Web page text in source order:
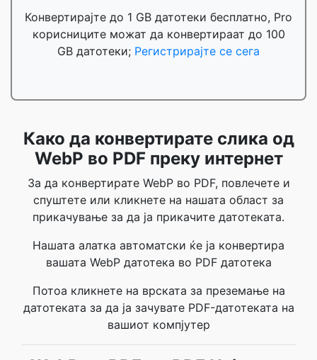
Конвертирајте до 1 GB датотеки бесплатно, Pro
корисниците можат да конвертираат до 100
GB датотеки; Регистрирајте се сега
Како да конвертирате слика од
WebP во PDF преку интернет
За да конвертирате WebP во PDF, повлечете и
спуштете или кликнете на нашата област за
прикачување за да ја прикачите датотеката.
Нашата алатка автоматски ќе ја конвертира
вашата WebP датотека во PDF датотека
Потоа кликнете на врската за преземање на
датотеката за да ја зачувате PDF-датотеката на
вашиот компјутер